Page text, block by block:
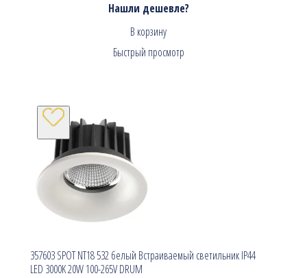
Нашли дешевле?
В корзину
Быстрый просмотр
357603 SPOT NT18 532 белый Встраиваемый светильник IP44
LED 3000K 20W 100-265V DRUM